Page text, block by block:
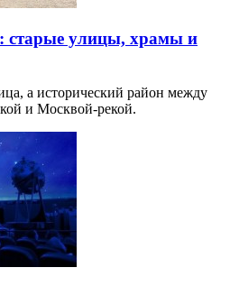
старые улицы, храмы и
а исторический район между
и Москвой-рекой.